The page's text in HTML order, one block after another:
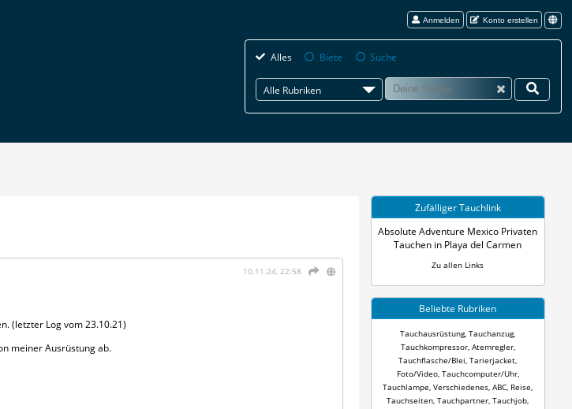
Anmelden Konto erstellen
Alles Biete Suche
Alle Rubriken
10.11.24, 22:58
(letzter Log vom 23.10.21)
meiner Ausrüstung ab.
Zufälliger Tauchlink
Absolute Adventure Mexico Privaten
Tauchen in Playa del Carmen
Zu allen Links
Beliebte Rubriken
Tauchausrüstung, Tauchanzug,
Tauchkompressor, Atemregler,
Tauchflasche/Blei Tarierjacket
Foto/Video, Tauchcomputer/Uhr,
Tauchlampe Verschiedenes ABC Reise
Tauchseiten Tauchpartner Tauchjob